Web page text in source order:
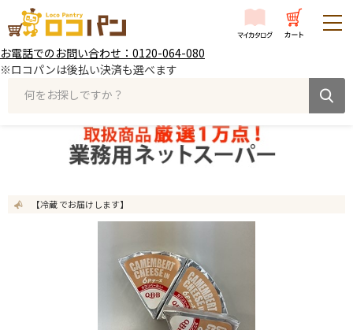
お電話でのお問い合わせ：0120-064-080
※ロコパンは後払い決済も選べます
何をお探しですか？
【冷蔵 でお届けします】